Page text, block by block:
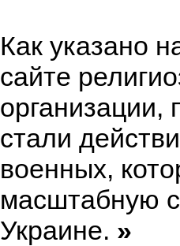
Как указано
сайте
организации,
стали
военных,
масштабную
Украине. »